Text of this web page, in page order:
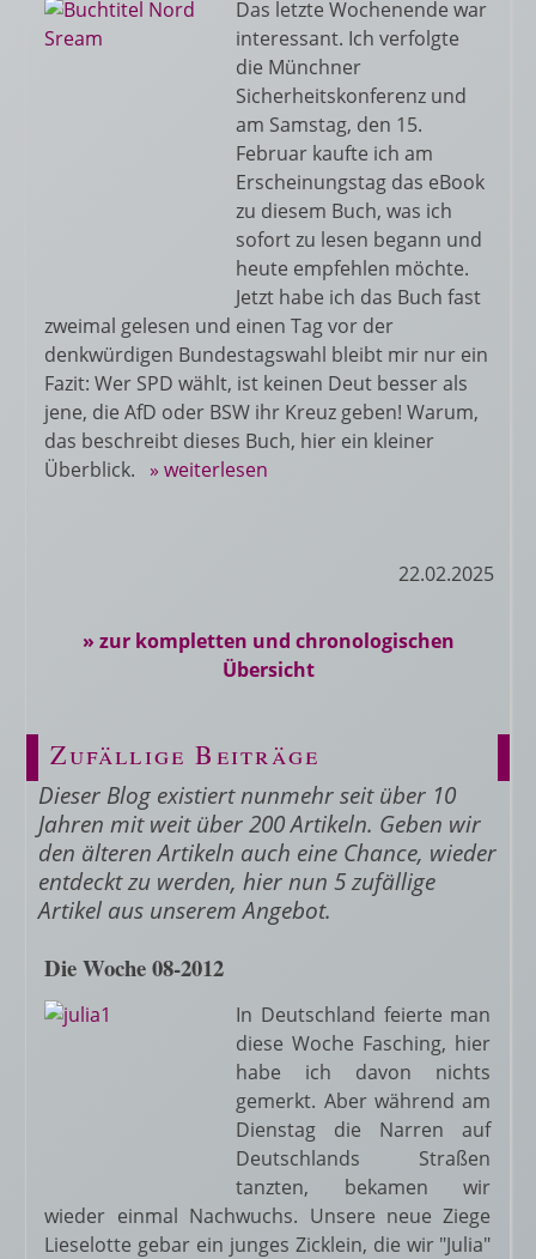
Das letzte Wochenende war
interessant. Ich verfolgte
die Münchner
Sicherheitskonferenz und
am Samstag, den 15.
Februar kaufte ich am
Erscheinungstag das eBook
zu diesem Buch, was ich
sofort zu lesen begann und
heute empfehlen möchte.
Jetzt habe ich das Buch fast
zweimal gelesen und einen Tag vor der
denkwürdigen Bundestagswahl bleibt mir nur ein
Fazit: Wer SPD wählt, ist keinen Deut besser als
jene, die AfD oder BSW ihr Kreuz geben! Warum,
das beschreibt dieses Buch, hier ein kleiner
Überblick.» weiterlesen
22.02.2025
» zur kompletten und chronologischen
Übersicht
Zufällige Beiträge
Dieser Blog existiert nunmehr seit über 10
Jahren mit weit über 200 Artikeln. Geben wir
den älteren Artikeln auch eine Chance, wieder
entdeckt zu werden, hier nun 5 zufällige
Artikel aus unserem Angebot.
Die Woche 08-2012
In Deutschland feierte man
diese Woche Fasching, hier
habe ich davon nichts
gemerkt. Aber während am
Dienstag die Narren auf
Deutschlands Straßen
tanzten, bekamen wir
wieder einmal Nachwuchs. Unsere neue Ziege
Lieselotte gebar ein junges Zicklein, die wir "Julia"